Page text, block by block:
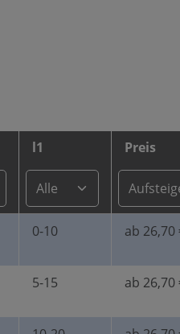
l1 Preis
0-10 ab 26,70
5-15 ab 26,70